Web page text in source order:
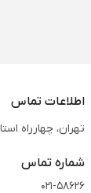
اطلاعات تماس
تهران، چهارراه
شماره تماس
021-58626